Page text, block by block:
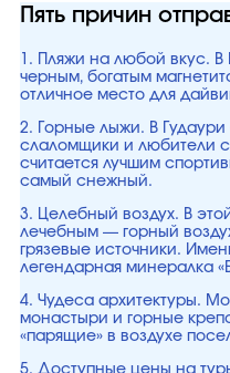
Пять причин
1. Пляжи на любой вкус.
черным, богатым
отличное место для
2. Горные лыжи. В
слаломщики и любители
считается лучшим
самый снежный.
3. Целебный воздух. В
лечебным — горный
грязевые источники.
легендарная минералка
4. Чудеса архитектуры.
монастыри и горные
«парящие» в воздухе